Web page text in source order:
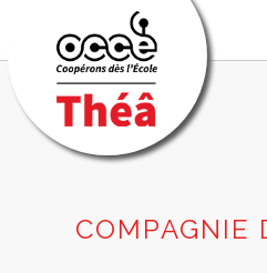
RECHERCHER
COMPAGNIE